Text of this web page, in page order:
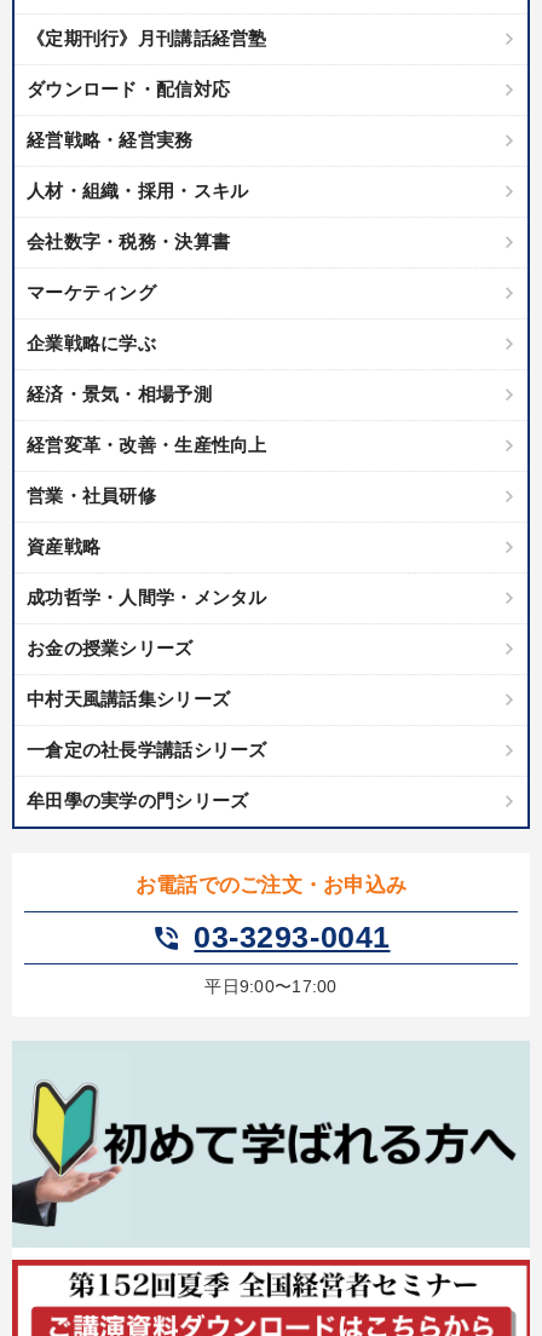
《定期刊行》月刊講話経営塾
ダウンロード・配信対応
経営戦略・経営実務
人材・組織・採用・スキル
会社数字・税務・決算書
マーケティング
企業戦略に学ぶ
経済・景気・相場予測
経営変革・改善・生産性向上
営業・社員研修
資産戦略
成功哲学・人間学・メンタル
お金の授業シリーズ
中村天風講話集シリーズ
一倉定の社長学講話シリーズ
牟田學の実学の門シリーズ
お電話でのご注文・お申込み
phone_in_talk 03-3293-0041
平日9:00〜17:00